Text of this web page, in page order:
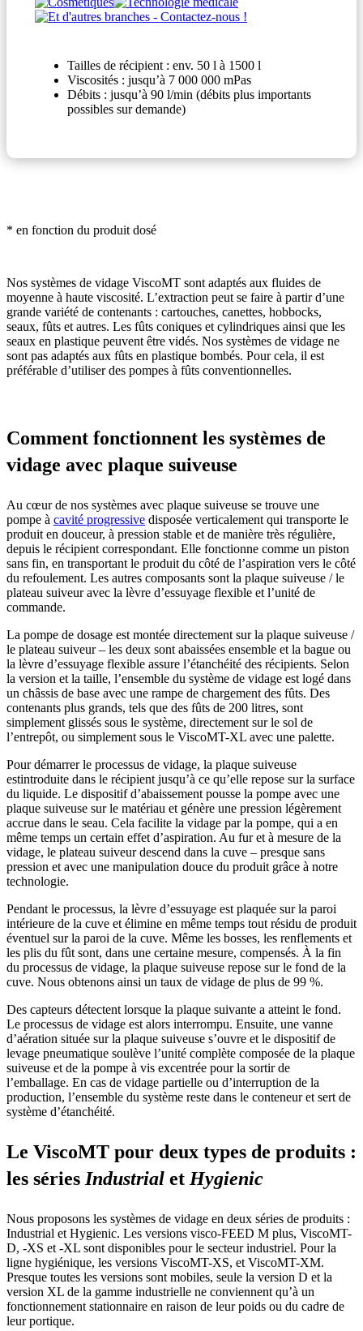
Tailles de récipient : env. 50 l à 1500 l
Viscosités : jusqu’à 7 000 000 mPas
Débits : jusqu’à 90 l/min (débits plus importants
possibles sur demande)
* en fonction du produit dosé
Nos systèmes de vidage ViscoMT sont adaptés aux fluides de
moyenne à haute viscosité. L’extraction peut se faire à partir d’une
grande variété de contenants : cartouches, canettes, hobbocks,
seaux, fûts et autres. Les fûts coniques et cylindriques ainsi que les
seaux en plastique peuvent être vidés. Nos systèmes de vidage ne
sont pas adaptés aux fûts en plastique bombés. Pour cela, il est
préférable d’utiliser des pompes à fûts conventionnelles.
Comment fonctionnent les systèmes de
vidage avec plaque suiveuse
Au cœur de nos systèmes avec plaque suiveuse se trouve une
pompe à cavité progressive disposée verticalement qui transporte le
produit en douceur, à pression stable et de manière très régulière,
depuis le récipient correspondant. Elle fonctionne comme un piston
sans fin, en transportant le produit du côté de l’aspiration vers le côté
du refoulement. Les autres composants sont la plaque suiveuse / le
plateau suiveur avec la lèvre d’essuyage flexible et l’unité de
commande.
La pompe de dosage est montée directement sur la plaque suiveuse /
le plateau suiveur – les deux sont abaissées ensemble et la bague ou
la lèvre d’essuyage flexible assure l’étanchéité des récipients. Selon
la version et la taille, l’ensemble du système de vidage est logé dans
un châssis de base avec une rampe de chargement des fûts. Des
contenants plus grands, tels que des fûts de 200 litres, sont
simplement glissés sous le système, directement sur le sol de
l’entrepôt, ou simplement sous le ViscoMT-XL avec une palette.
Pour démarrer le processus de vidage, la plaque suiveuse
estintroduite dans le récipient jusqu’à ce qu’elle repose sur la surface
du liquide. Le dispositif d’abaissement pousse la pompe avec une
plaque suiveuse sur le matériau et génère une pression légèrement
accrue dans le seau. Cela facilite la vidage par la pompe, qui a en
même temps un certain effet d’aspiration. Au fur et à mesure de la
vidage, le plateau suiveur descend dans la cuve – presque sans
pression et avec une manipulation douce du produit grâce à notre
technologie.
Pendant le processus, la lèvre d’essuyage est plaquée sur la paroi
intérieure de la cuve et élimine en même temps tout résidu de produit
éventuel sur la paroi de la cuve. Même les bosses, les renflements et
les plis du fût sont, dans une certaine mesure, compensés. À la fin
du processus de vidage, la plaque suiveuse repose sur le fond de la
cuve. Nous obtenons ainsi un taux de vidage de plus de 99 %.
Des capteurs détectent lorsque la plaque suivante a atteint le fond.
Le processus de vidage est alors interrompu. Ensuite, une vanne
d’aération située sur la plaque suiveuse s’ouvre et le dispositif de
levage pneumatique soulève l’unité complète composée de la plaque
suiveuse et de la pompe à vis excentrée pour la sortir de
l’emballage. En cas de vidage partielle ou d’interruption de la
production, l’ensemble du système reste dans le conteneur et sert de
système d’étanchéité.
Le ViscoMT pour deux types de produits :
les séries Industrial et Hygienic
Nous proposons les systèmes de vidage en deux séries de produits :
Industrial et Hygienic. Les versions visco-FEED M plus, ViscoMT-
D, -XS et -XL sont disponibles pour le secteur industriel. Pour la
ligne hygiénique, les versions ViscoMT-XS, et ViscoMT-XM.
Presque toutes les versions sont mobiles, seule la version D et la
version XL de la gamme industrielle ne conviennent qu’à un
fonctionnement stationnaire en raison de leur poids ou du cadre de
leur portique.